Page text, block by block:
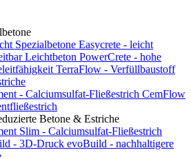
Spezialbetone Easycrete - leicht
Leichtbeton PowerCrete - hohe
TerraFlow - Verfüllbaustoff
- Calciumsulfat-Fließestrich CemFlow
Betone & Estriche
Slim - Calciumsulfat-Fließestrich
- 3D-Druck evoBuild - nachhaltigere